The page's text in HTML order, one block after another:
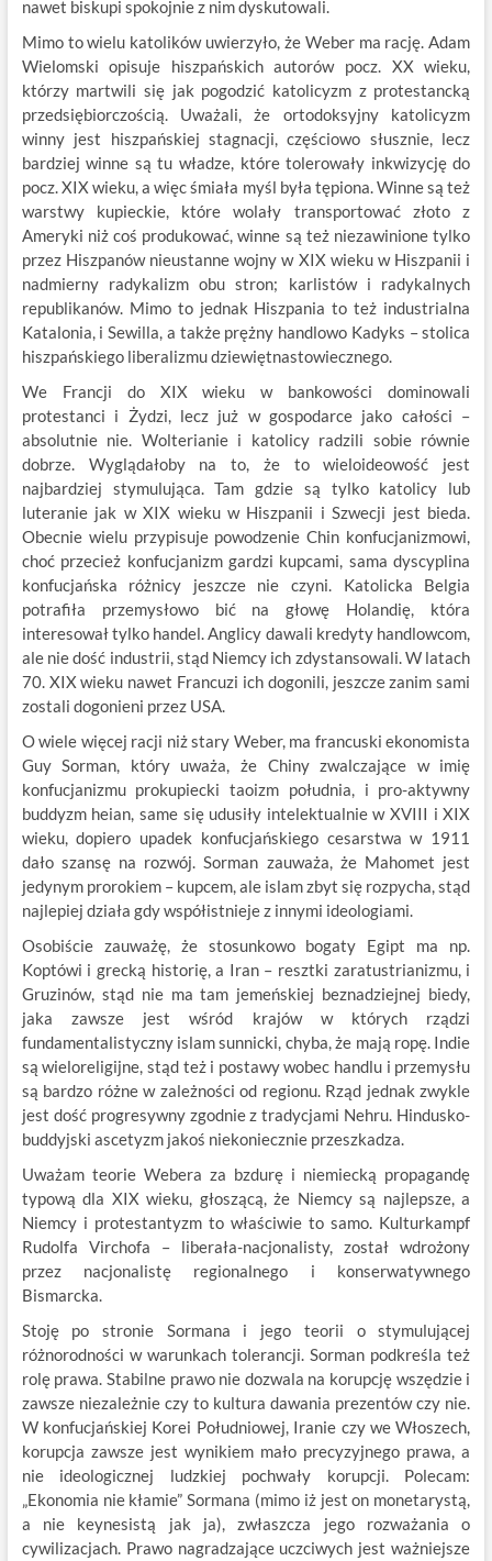
nawet biskupi spokojnie z nim dyskutowali.
Mimo to wielu katolików uwierzyło, że Weber ma rację. Adam
Wielomski opisuje hiszpańskich autorów pocz. XX wieku,
którzy martwili się jak pogodzić katolicyzm z protestancką
przedsiębiorczością. Uważali, że ortodoksyjny katolicyzm
winny jest hiszpańskiej stagnacji, częściowo słusznie, lecz
bardziej winne są tu władze, które tolerowały inkwizycję do
pocz. XIX wieku, a więc śmiała myśl była tępiona. Winne są też
warstwy kupieckie, które wolały transportować złoto z
Ameryki niż coś produkować, winne są też niezawinione tylko
przez Hiszpanów nieustanne wojny w XIX wieku w Hiszpanii i
nadmierny radykalizm obu stron; karlistów i radykalnych
republikanów. Mimo to jednak Hiszpania to też industrialna
Katalonia, i Sewilla, a także prężny handlowo Kadyks – stolica
hiszpańskiego liberalizmu dziewiętnastowiecznego.
We Francji do XIX wieku w bankowości dominowali
protestanci i Żydzi, lecz już w gospodarce jako całości –
absolutnie nie. Wolterianie i katolicy radzili sobie równie
dobrze. Wyglądałoby na to, że to wieloideowość jest
najbardziej stymulująca. Tam gdzie są tylko katolicy lub
luteranie jak w XIX wieku w Hiszpanii i Szwecji jest bieda.
Obecnie wielu przypisuje powodzenie Chin konfucjanizmowi,
choć przecież konfucjanizm gardzi kupcami, sama dyscyplina
konfucjańska różnicy jeszcze nie czyni. Katolicka Belgia
potrafiła przemysłowo bić na głowę Holandię, która
interesował tylko handel. Anglicy dawali kredyty handlowcom,
ale nie dość industrii, stąd Niemcy ich zdystansowali. W latach
70. XIX wieku nawet Francuzi ich dogonili, jeszcze zanim sami
zostali dogonieni przez USA.
O wiele więcej racji niż stary Weber, ma francuski ekonomista
Guy Sorman, który uważa, że Chiny zwalczające w imię
konfucjanizmu prokupiecki taoizm południa, i pro-aktywny
buddyzm heian, same się udusiły intelektualnie w XVIII i XIX
wieku, dopiero upadek konfucjańskiego cesarstwa w 1911
dało szansę na rozwój. Sorman zauważa, że Mahomet jest
jedynym prorokiem – kupcem, ale islam zbyt się rozpycha, stąd
najlepiej działa gdy współistnieje z innymi ideologiami.
Osobiście zauważę, że stosunkowo bogaty Egipt ma np.
Koptówi i grecką historię, a Iran – resztki zaratustrianizmu, i
Gruzinów, stąd nie ma tam jemeńskiej beznadziejnej biedy,
jaka zawsze jest wśród krajów w których rządzi
fundamentalistyczny islam sunnicki, chyba, że mają ropę. Indie
są wieloreligijne, stąd też i postawy wobec handlu i przemysłu
są bardzo różne w zależności od regionu. Rząd jednak zwykle
jest dość progresywny zgodnie z tradycjami Nehru. Hindusko-
buddyjski ascetyzm jakoś niekoniecznie przeszkadza.
Uważam teorie Webera za bzdurę i niemiecką propagandę
typową dla XIX wieku, głoszącą, że Niemcy są najlepsze, a
Niemcy i protestantyzm to właściwie to samo. Kulturkampf
Rudolfa Virchofa – liberała-nacjonalisty, został wdrożony
przez nacjonalistę regionalnego i konserwatywnego
Bismarcka.
Stoję po stronie Sormana i jego teorii o stymulującej
różnorodności w warunkach tolerancji. Sorman podkreśla też
rolę prawa. Stabilne prawo nie dozwala na korupcję wszędzie i
zawsze niezależnie czy to kultura dawania prezentów czy nie.
W konfucjańskiej Korei Południowej, Iranie czy we Włoszech,
korupcja zawsze jest wynikiem mało precyzyjnego prawa, a
nie ideologicznej ludzkiej pochwały korupcji. Polecam:
„Ekonomia nie kłamie” Sormana (mimo iż jest on monetarystą,
a nie keynesistą jak ja), zwłaszcza jego rozważania o
cywilizacjach. Prawo nagradzające uczciwych jest ważniejsze